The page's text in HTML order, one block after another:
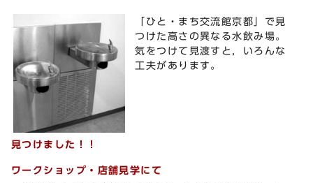
「ひと・まち交流館京都」で見
つけた高さの異なる水飲み場。
気をつけて見渡すと，いろんな
工夫があります。
見つけました！！
ワークショップ・店舗見学にて